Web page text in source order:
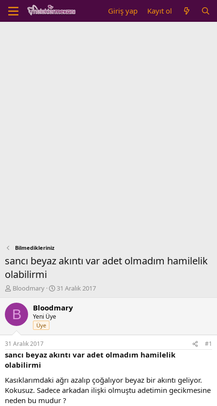
Giriş yap Kayıt ol
Bilmedikleriniz
sancı beyaz akıntı var adet olmadım hamilelik
olabilirmi
K
n
b
y
u
b
a
ş
a
t
a
Bloodmary
B
ş
ı
ç
r
i
h
31 Aralık 2017
B Bloodmary
Yeni Üye
Üye
31 Aralık 2017 #1
sancı beyaz akıntı var adet olmadım hamilelik
olabilirmi
Kasıklarımdaki ağrı azalıp çoğalıyor beyaz bir akıntı geliyor.
Kokusuz. Sadece arkadan ilişki olmuştu adetimin gecikmesine
neden bu mudur ?